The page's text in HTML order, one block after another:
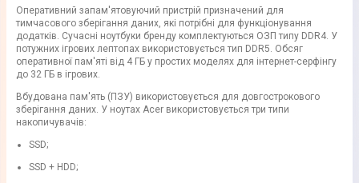
Оперативний запам'ятовуючий пристрій призначений для
тимчасового зберігання даних, які потрібні для функціонування
додатків. Сучасні ноутбуки бренду комплектуються ОЗП типу DDR4. У
потужних ігрових лептопах використовується тип DDR5. Обсяг
оперативної пам'яті від 4 ГБ у простих моделях для інтернет-серфінгу
до 32 ГБ в ігрових.
Вбудована пам'ять (ПЗУ) використовується для довгострокового
зберігання даних. У ноутах Acer використовується три типи
накопичувачів:
SSD;
SSD + HDD;